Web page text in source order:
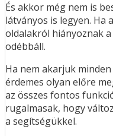
És akkor még nem is
látványos is legyen. Ha
oldalakról hiányoznak
odébbáll.
Ha nem akarjuk
érdemes olyan előre
az összes fontos
rugalmasak, hogy
a segítségükkel.